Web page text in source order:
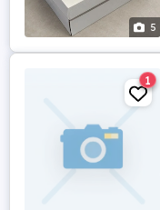
5
1